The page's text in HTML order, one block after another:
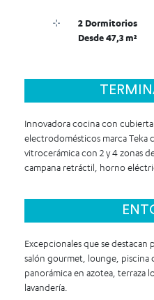
2 Dormitorios
Desde 47,3 m²
Innovadora cocina con
electrodomésticos marca Teka
vitrocerámica con 2 y 4 zonas
campana retráctil, horno
Excepcionales que se
salón gourmet, lounge, piscina
panorámica en azotea, terraza
lavandería.